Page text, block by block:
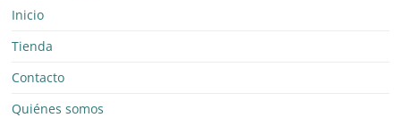
Inicio
Tienda
Contacto
Quiénes somos